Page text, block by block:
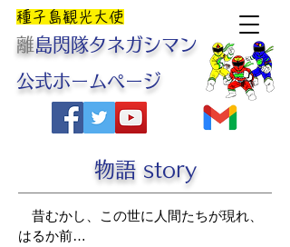
​種子島観光大使
​離島閃隊タネガシマン
公式ホームページ
物語 story
昔むかし、この世に人間たちが現れ、
はるか前…